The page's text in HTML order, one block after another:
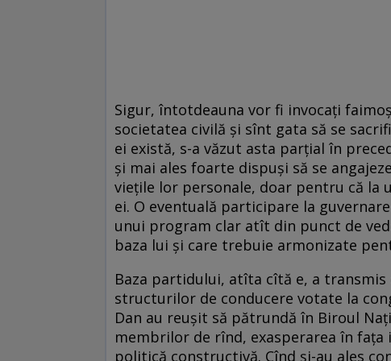
Sigur, întotdeauna vor fi invocați
societatea civilă și sînt gata să se
ei există, s-a văzut asta parțial în
și mai ales foarte dispuși să se
viețile lor personale, doar pentru că la
ei. O eventuală participare la
unui program clar atît din punct de
baza lui și care trebuie armonizate
Baza partidului, atîta cîtă e, a
struc­turilor de conducere votate la
Dan au reușit să pătrundă în Biroul
membrilor de rînd, exasperarea în
politică constructivă. Cînd și-au ales